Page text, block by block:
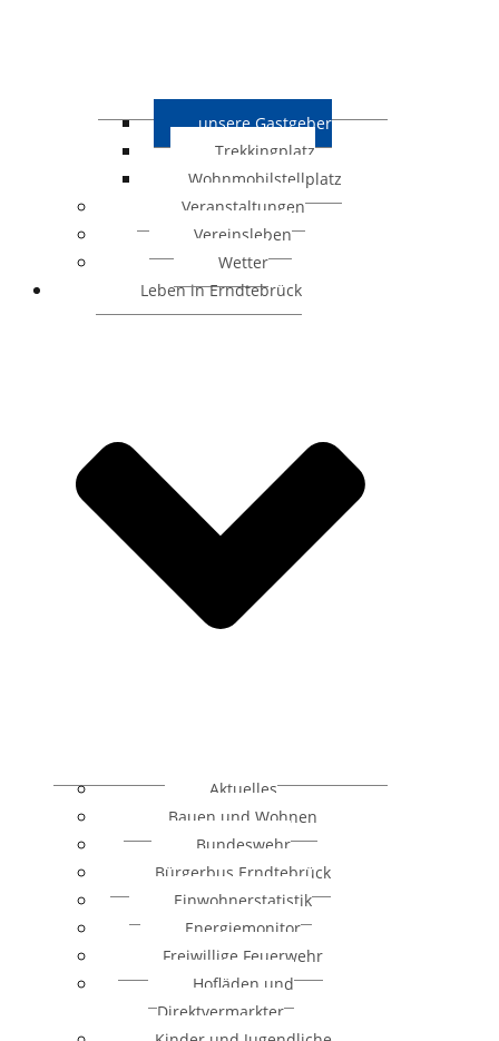
unsere Gastgeber
Trekkingplatz
Wohnmobilstellplatz
Veranstaltungen
Vereinsleben
Wetter
Leben in Erndtebrück
Aktuelles
Bauen und Wohnen
Bundeswehr
Bürgerbus Erndtebrück
Einwohnerstatistik
Energiemonitor
Freiwillige Feuerwehr
Hofläden und
Direktvermarkter